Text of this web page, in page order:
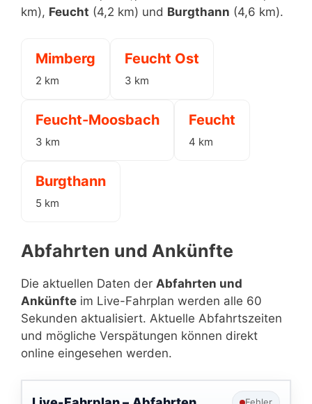
km), Feucht (4,2 km) und Burgthann (4,6 km).
Mimberg
2 km
Feucht Ost
3 km
Feucht-Moosbach
3 km
Feucht
4 km
Burgthann
5 km
Abfahrten und Ankünfte
Die aktuellen Daten der Abfahrten und
Ankünfte im Live-Fahrplan werden alle 60
Sekunden aktualisiert. Aktuelle Abfahrtszeiten
und mögliche Verspätungen können direkt
online eingesehen werden.